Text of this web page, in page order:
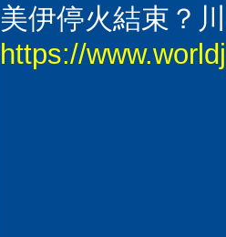
美伊停火結束？
https://